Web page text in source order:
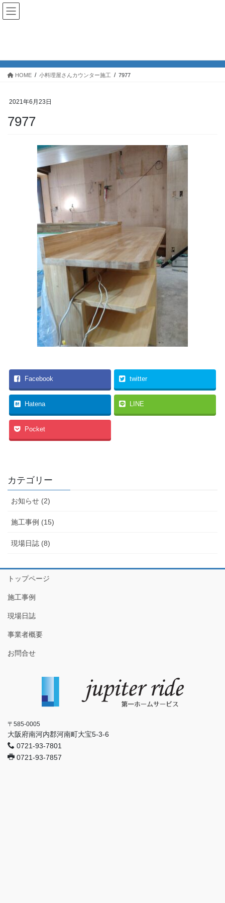
HOME 小料理屋さんカウンター施工 7977
2021年6月23日
7977
Facebook twitter
Hatena LINE
Pocket
カテゴリー
お知らせ (2)
施工事例 (15)
現場日誌 (8)
トップページ
施工事例
現場日誌
事業者概要
お問合せ
〒585-0005
大阪府南河内郡河南町大宝5-3-6
0721-93-7801
0721-93-7857